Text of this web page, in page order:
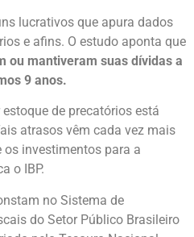
lucrativos que apura dados
e afins. O estudo aponta que
ou mantiveram suas dívidas a
9 anos.
de precatórios está
atrasos vêm cada vez mais
investimentos para a
o IBP.
no Sistema de
do Setor Público Brasileiro